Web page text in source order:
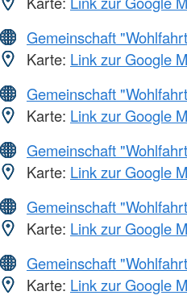
Gemeinschaft
Karte: Link zur Google
Gemeinschaft
Karte: Link zur Google
Gemeinschaft
Karte: Link zur Google
Gemeinschaft
Karte: Link zur Google
Gemeinschaft
Karte: Link zur Google